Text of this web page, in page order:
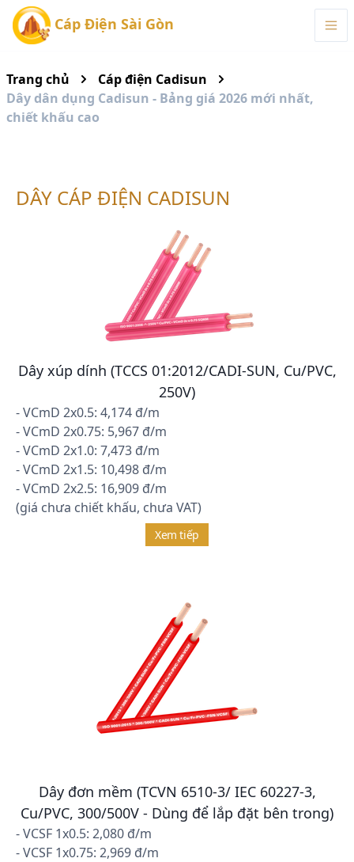
Cáp Điện Sài Gòn
Trang chủ
Cáp điện Cadisun
Dây dân dụng Cadisun - Bảng giá 2026 mới nhất,
chiết khấu cao
DÂY CÁP ĐIỆN CADISUN
Dây xúp dính (TCCS 01:2012/CADI-SUN, Cu/PVC,
250V)
- VCmD 2x0.5: 4,174 đ/m
- VCmD 2x0.75: 5,967 đ/m
- VCmD 2x1.0: 7,473 đ/m
- VCmD 2x1.5: 10,498 đ/m
- VCmD 2x2.5: 16,909 đ/m
(giá chưa chiết khấu, chưa VAT)
Xem tiếp
Dây đơn mềm (TCVN 6510-3/ IEC 60227-3,
Cu/PVC, 300/500V - Dùng để lắp đặt bên trong)
- VCSF 1x0.5: 2,080 đ/m
- VCSF 1x0.75: 2,969 đ/m